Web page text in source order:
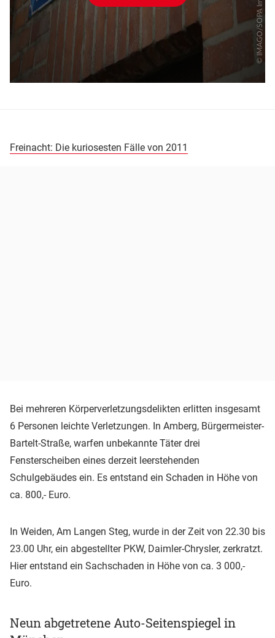
Freinacht: Die kuriosesten Fälle von 2011
Bei mehreren Körperverletzungsdelikten erlitten insgesamt
6 Personen leichte Verletzungen. In Amberg, Bürgermeister-
Bartelt-Straße, warfen unbekannte Täter drei
Fensterscheiben eines derzeit leerstehenden
Schulgebäudes ein. Es entstand ein Schaden in Höhe von
ca. 800,- Euro.
In Weiden, Am Langen Steg, wurde in der Zeit von 22.30 bis
23.00 Uhr, ein abgestellter PKW, Daimler-Chrysler, zerkratzt.
Hier entstand ein Sachschaden in Höhe von ca. 3 000,-
Euro.
Neun abgetretene Auto-Seitenspiegel in